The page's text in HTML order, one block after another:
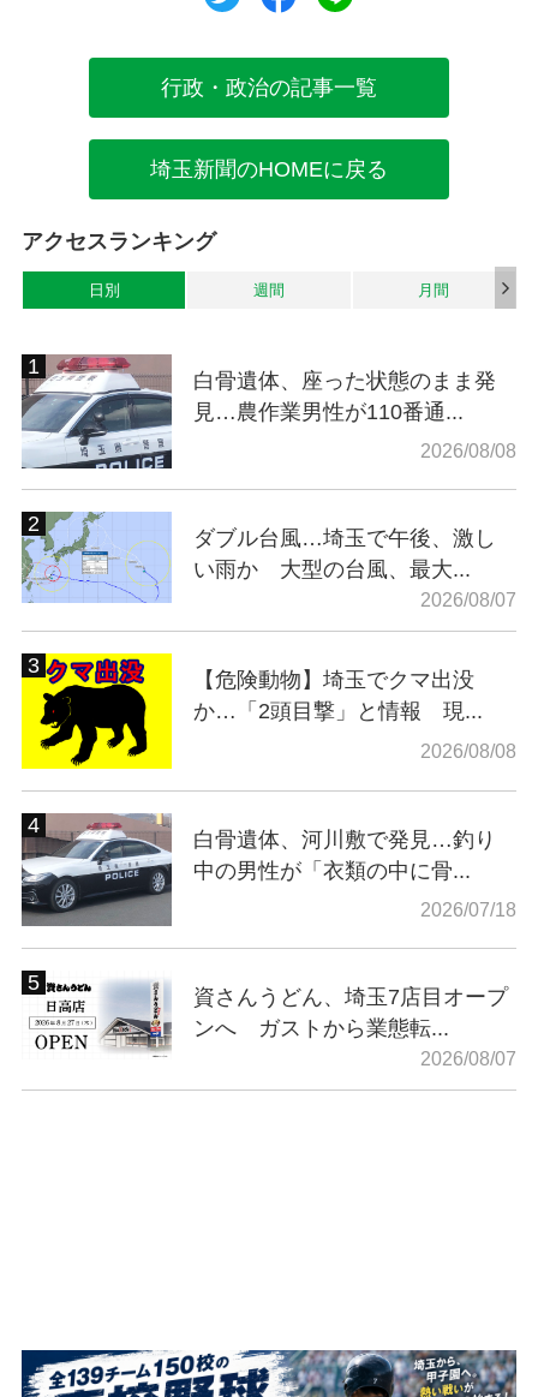
行政・政治の記事一覧
埼玉新聞のHOMEに戻る
アクセスランキング
日別 週間 月間
白骨遺体、座った状態のまま発
見…農作業男性が110番通...
2026/08/08
ダブル台風…埼玉で午後、激し
い雨か 大型の台風、最大...
2026/08/07
【危険動物】埼玉でクマ出没
か…「2頭目撃」と情報 現...
2026/08/08
白骨遺体、河川敷で発見…釣り
中の男性が「衣類の中に骨...
2026/07/18
資さんうどん、埼玉7店目オープ
ンへ ガストから業態転...
2026/08/07